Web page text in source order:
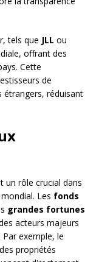
tels que JLL ou
offrant des
Cette
de
étrangers, réduisant
un rôle crucial dans
Les fonds
grandes fortunes
acteurs majeurs
exemple, le
propriétés